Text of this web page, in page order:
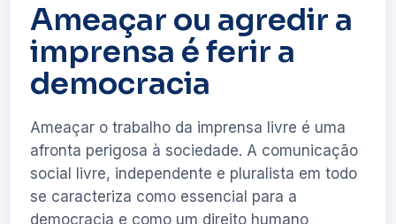
Ameaçar ou agredir a
imprensa é ferir a
democracia
Ameaçar o trabalho da imprensa livre é uma
afronta perigosa à sociedade. A comunicação
social livre, independente e pluralista em todo
se caracteriza como essencial para a
democracia e como um direito humano